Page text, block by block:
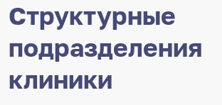
Структурные
подразделения
клиники